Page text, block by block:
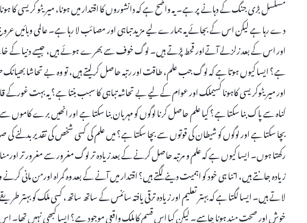
مسلسل بڑی جنگ کے دہانے پر ہے۔ یہ واضح ہے کہ دانشوروں کا اقتدار میں ہونا، میریٹو کریسی کا
دے رہا ہے لیکن اس کے بجائے یہ ہمارے لیے مزید تباہی اور مصائب لا رہا ہے۔ عالمی وبائیں
اور اس کے بعد زلزلے آتےاور قحط پڑتے ہیں۔ لوگ خوف سے بھرے ہوئے ہیں، جیسے دنیا کے
ہے؟ ایسا کیوں ہوتا ہے کہ لوگ جب علم، طاقت اور رتبہ حاصل کرلیتے ہیں، تو وہ بے تحاشا
اور میریٹوکریسی کاہونا کسیملک اور عوام کے لیے بے تحاشہ تباہی کا سبب بنتا ہے؟ یہ بہت غورکے
گناہ سے پاک بنا سکتا ہے؟ کیا علم حاصل کرنا لوگوں کو مہربان بنا سکتا ہے اور انھیں برے
بچا سکتا ہے اور لوگوں کو شیطان کی قوتوں سے بچا سکتا ہے؟ میں علم کی کسی شخص کی تقدیر بدلنے
رکھتا ہوں۔ ایسا کیوں ہے کہ علم و مرتبہ حاصل کرنے کے بعد زیادہ تر لوگ مغرور سے مغرور تر
زیادہ جانتے ہیں، اتنا ہی خود کو اہمیت دینے لگتے ہیں؟ اقتدار میں آنے کے بعد وہ گمراہ اورمن
لاتے ہیں۔ ایسا لگتا ہے کہ بہتر تعلیم اور زیادہ ترقی یافتہ سائنس کے ساتھ ساتھ، کسی ملک کو بہتر
خوش اور صحت مند ہونا چاہیے۔ لیکن کیا اس قسم کا ملک واقعی موجود ہے؟ ایسا کبھی نہیں تھا۔